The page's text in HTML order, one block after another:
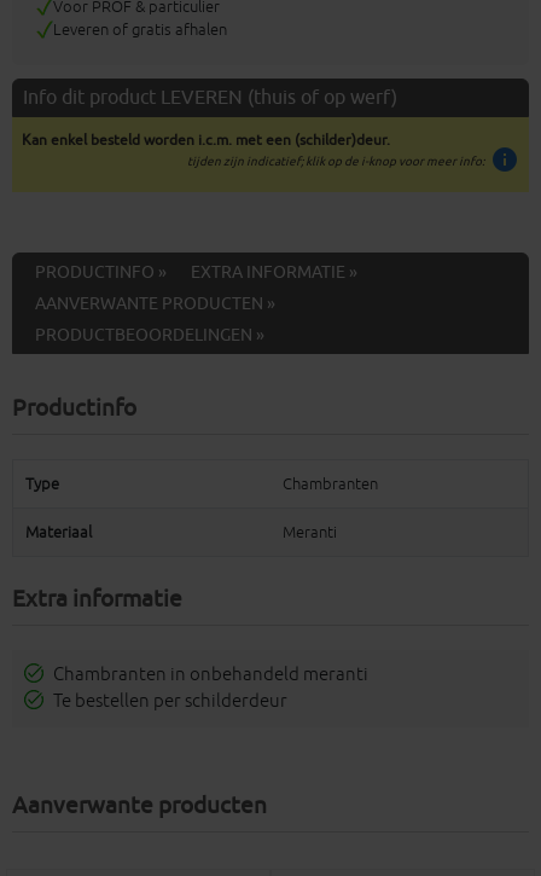
Voor PROF & particulier
Leveren of gratis afhalen
Info dit product LEVEREN (thuis of op werf)
Kan enkel besteld worden i.c.m. met een (schilder)deur.
info
tijden zijn indicatief; klik op de i-knop voor meer info:
PRODUCTINFO »
EXTRA INFORMATIE »
AANVERWANTE PRODUCTEN »
PRODUCTBEOORDELINGEN »
Productinfo
Type Chambranten
Materiaal Meranti
Extra informatie
Chambranten in onbehandeld meranti
Te bestellen per schilderdeur
Aanverwante producten